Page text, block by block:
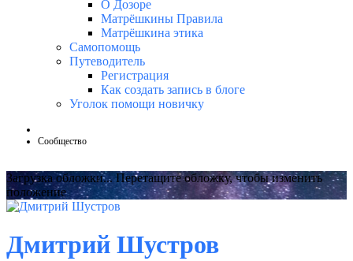
О Дозоре
Матрёшкины Правила
Матрёшкина этика
Самопомощь
Путеводитель
Регистрация
Как создать запись в блоге
Уголок помощи новичку
Сообщество
Загрузка обложки... Перетащите обложку, чтобы изменить
положение
Дмитрий Шустров